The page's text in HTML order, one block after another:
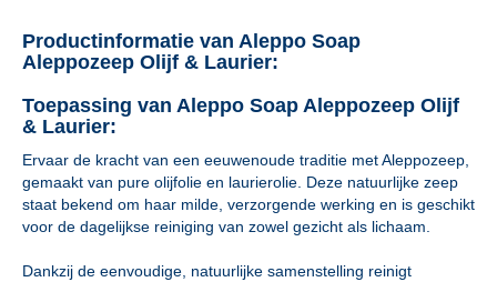
Productinformatie van Aleppo Soap
Aleppozeep Olijf & Laurier:
Toepassing van Aleppo Soap Aleppozeep Olijf
& Laurier:
Ervaar de kracht van een eeuwenoude traditie met Aleppozeep,
gemaakt van pure olijfolie en laurierolie. Deze natuurlijke zeep
staat bekend om haar milde, verzorgende werking en is geschikt
voor de dagelijkse reiniging van zowel gezicht als lichaam.
Dankzij de eenvoudige, natuurlijke samenstelling reinigt